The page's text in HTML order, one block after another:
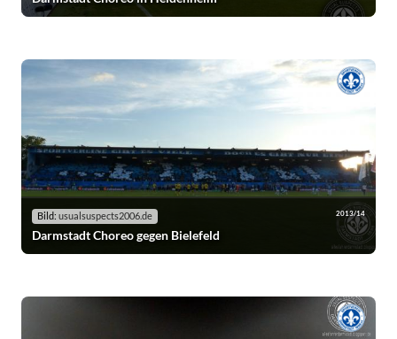
Bild: usualsuspects2006.de 2013/14
Darmstadt Choreo gegen Bielefeld